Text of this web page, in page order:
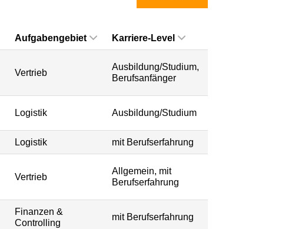
Aufgabengebiet Karriere-Level
Vertrieb
Ausbildung/Studium,
Berufsanfänger
Logistik Ausbildung/Studium
Logistik mit Berufserfahrung
Vertrieb
Allgemein, mit
Berufserfahrung
Finanzen &
Controlling
mit Berufserfahrung